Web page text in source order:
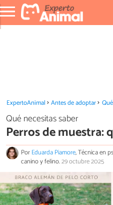
ExpertoAnimal Antes de adoptar
Qué necesitas saber
Perros de muestra:
PorEduarda Piamore, Técnica en
canino y felino.29 octubre 2025